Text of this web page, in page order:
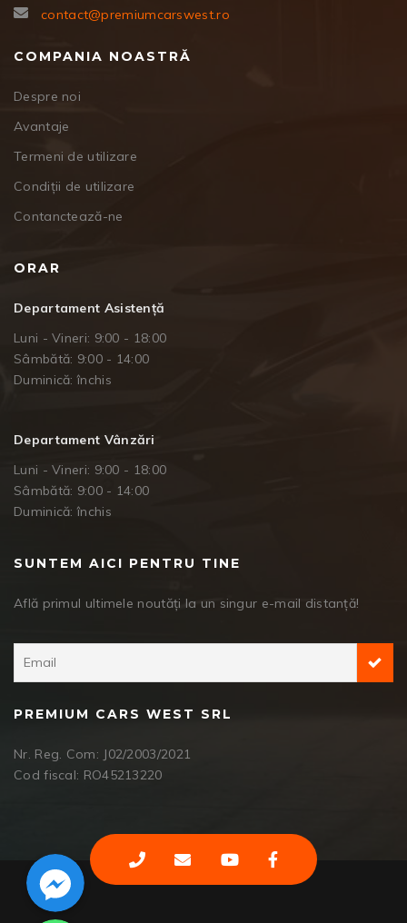
contact@premiumcarswest.ro
COMPANIA NOASTRĂ
Despre noi
Avantaje
Termeni de utilizare
Condiții de utilizare
Contanctează-ne
ORAR
Departament Asistență
Luni - Vineri: 9:00 - 18:00
Sâmbătă: 9:00 - 14:00
Duminică: închis
Departament Vânzări
Luni - Vineri: 9:00 - 18:00
Sâmbătă: 9:00 - 14:00
Duminică: închis
SUNTEM AICI PENTRU TINE
Află primul ultimele noutăți la un singur e-mail distanță!
PREMIUM CARS WEST SRL
Nr. Reg. Com: J02/2003/2021
Cod fiscal: RO45213220
Facebook Messenger
WhatsApp